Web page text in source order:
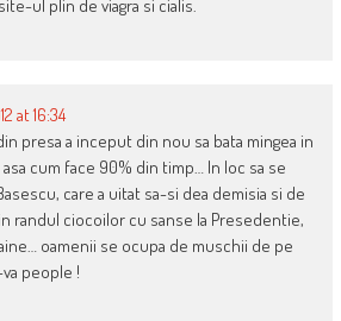
ul plin de viagra si cialis.
at 16:34
presa a inceput din nou sa bata mingea in
cum face 90% din timp… In loc sa se
care a uitat sa-si dea demisia si de
randul ciocoilor cu sanse la Presedentie,
oamenii se ocupa de muschii de pe
people !